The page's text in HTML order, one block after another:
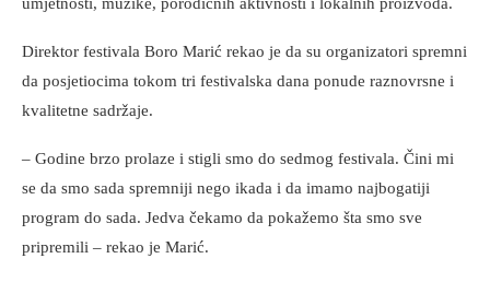
Direktor festivala Boro Marić rekao je da su organizatori spremni
da posjetiocima tokom tri festivalska dana ponude raznovrsne i
kvalitetne sadržaje.
– Godine brzo prolaze i stigli smo do sedmog festivala. Čini mi
se da smo sada spremniji nego ikada i da imamo najbogatiji
program do sada. Jedva čekamo da pokažemo šta smo sve
pripremili – rekao je Marić.